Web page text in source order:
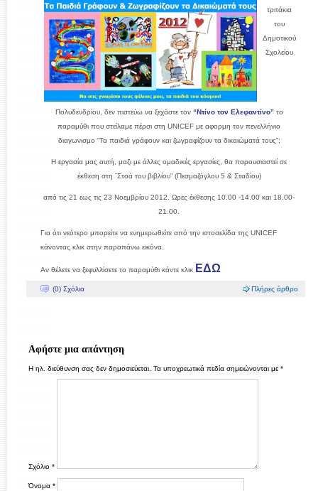
τριτάκια
του
Δημοτικού
Σχολείου
Πολυδενδρίου, δεν πιστεύω να ξεχάστε τον “Ντίνο τον Ελεφαντίνο”το
παραμύθι που στείλαμε πέρσι στη UNICEF με αφορμη τον πενελλήνιο
διαγωνισμο “Τα παιδιά γράφουν και ζωγραφίζουν τα δικαιώματά τους”;
Η εργασία μας αυτή, μαζι με άλλες ομαδικές εργασίες, θα παρουσιαστεί σε
έκθεση στη ¨Στοά του βιβλίου” (Πεσμαζόγλου 5 & Σταδίου)
από τις 21 εως τις 23 Νοεμβρίου 2012. Ωρες έκθεσης 10.00 -14.00 και 18.00-
21.00.
Για ότι νεότερο μπορείτε να ενημερωθείτε από την ιστοσελίδα της UNICEF
κάνοντας κλικ στην παραπάνω εικόνα.
Αν θέλετε να ξεφυλλίσετε το παραμύθι κάντε κλικ ΕΔΩ
(0) Σχόλια Πλήρες άρθρο
Αφήστε μια απάντηση
Η ηλ. διεύθυνση σας δεν δημοσιεύεται. Τα υποχρεωτικά πεδία σημειώνονται με *
Σχόλιο *
Όνομα *